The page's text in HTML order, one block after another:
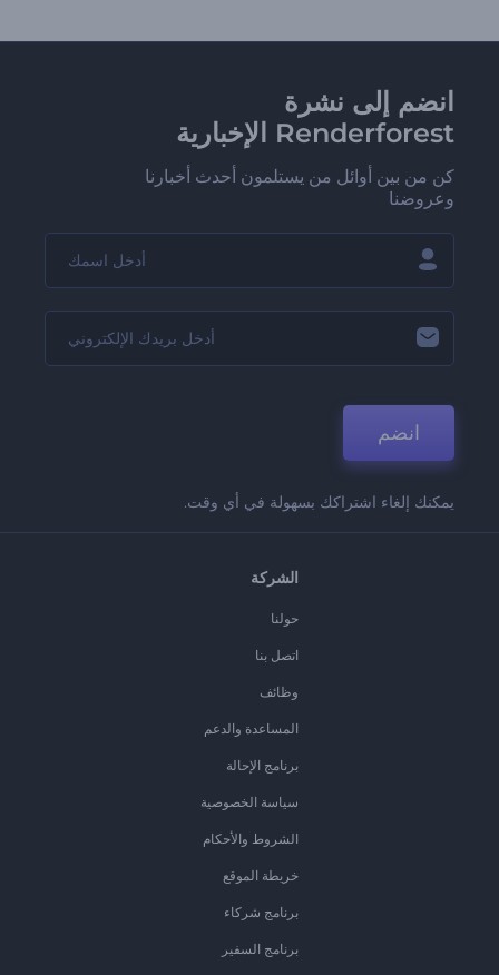
انضم إلى نشرة
Renderforest الإخبارية
كن من بين أوائل من يستلمون أحدث أخبارنا
وعروضنا
انضم
يمكنك إلغاء اشتراكك بسهولة في أي وقت.
الشركة
حولنا
اتصل بنا
وظائف
المساعدة والدعم
برنامج الإحالة
سياسة الخصوصية
الشروط والأحكام
خريطة الموقع
برنامج شركاء
برنامج السفير